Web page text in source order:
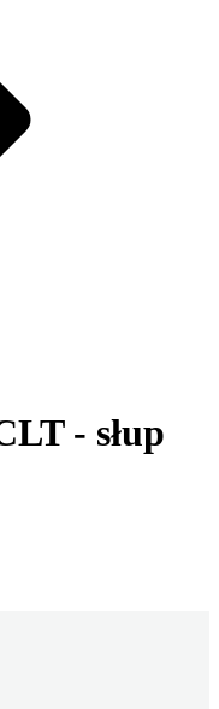
- słup